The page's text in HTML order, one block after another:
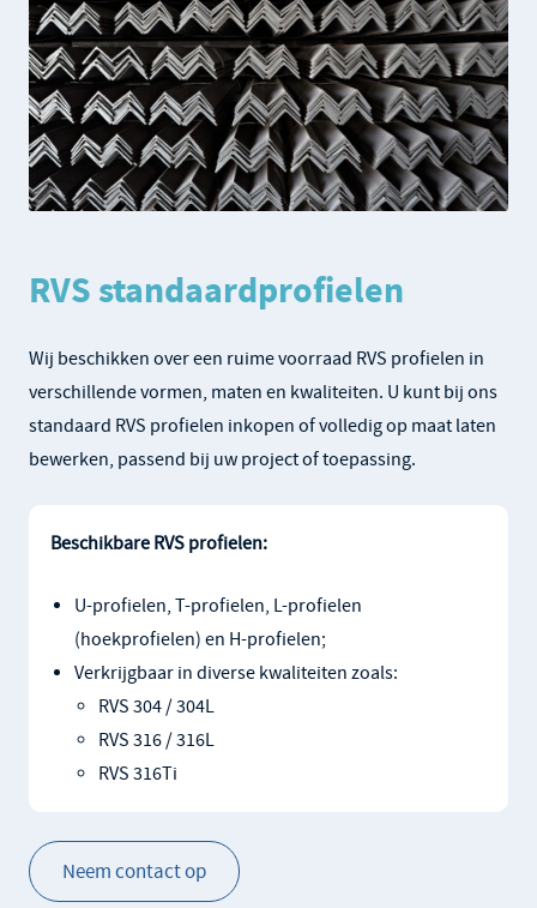
RVS standaardprofielen
Wij beschikken over een ruime voorraad RVS profielen in
verschillende vormen, maten en kwaliteiten. U kunt bij ons
standaard RVS profielen inkopen of volledig op maat laten
bewerken, passend bij uw project of toepassing.
Beschikbare RVS profielen:
U-profielen, T-profielen, L-profielen
(hoekprofielen) en H-profielen;
Verkrijgbaar in diverse kwaliteiten zoals:
RVS 304 / 304L
RVS 316 / 316L
RVS 316Ti
Neem contact op